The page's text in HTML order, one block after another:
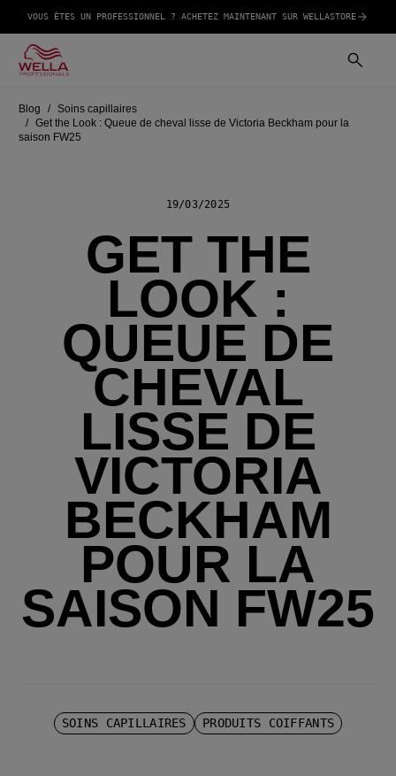
VOUS ÊTES UN PROFESSIONNEL ? ACHETEZ MAINTENANT SUR WELLASTORE
Blog
Soins capillaires
Get the Look : Queue de cheval lisse de Victoria Beckham pour la
saison FW25
19/03/2025
GET THE
LOOK :
QUEUE DE
CHEVAL
LISSE DE
VICTORIA
BECKHAM
POUR LA
SAISON FW25
SOINS CAPILLAIRES PRODUITS COIFFANTS